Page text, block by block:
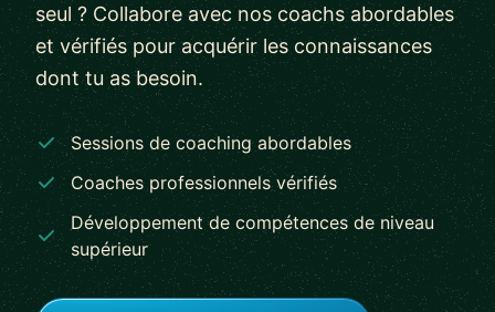
seul ? Collabore avec nos coachs abordables
et vérifiés pour acquérir les connaissances
dont tu as besoin.
Sessions de coaching abordables
Coaches professionnels vérifiés
Développement de compétences de niveau
supérieur